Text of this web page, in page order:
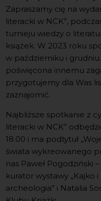
Zapraszamy cię na
literacki w NCK”,
turnieju wiedzy o
książek. W 2023 roku
w październiku i
poświęcona innemu
przygotujemy dla Was
zaznajomić.
Najbliższe spotkanie z
literacki w NCK”
18.00 i ma podtytuł
świata wykreowanego
nas Paweł Pogodziński
kurator wystawy „Kajko
archeologia” i Natalia